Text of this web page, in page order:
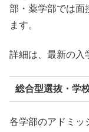
部・薬学部では面
ます。
詳細は、最新の入
総合型選抜・学
各学部のアドミッ